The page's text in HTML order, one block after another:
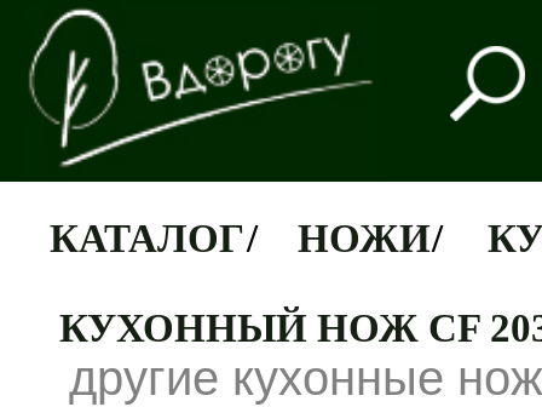
КАТАЛОГ/ НОЖИ/
КУХОННЫЙ НОЖ CF
другие кухонные